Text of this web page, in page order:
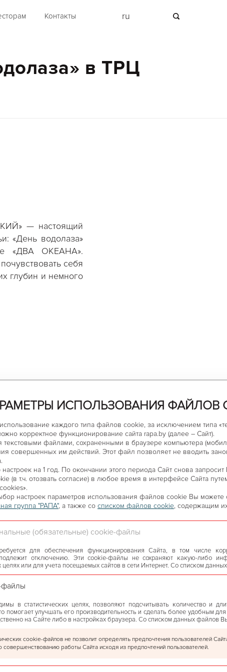
Контакты ru
в ТРЦ
— настоящий
«День водолаза»
«ДВА ОКЕАНА».
себя
глубин и немного
звёзд — установка
будущие капитаны
роботов.
спасательные
расскажут и
интересно и очень
платный. Стоимость
Назад Вперёд
ИСПОЛЬЗОВАНИЯ ФАЙЛОВ
каждого типа файлов cookie, за исключением типа
корректное функционирование сайта rapa.by (далее – Сайт).
текстовыми файлами, сохраненными в браузере компьютера
совершенных им действий. Этот файл позволяет не вводить
на 1 год. По окончании этого периода Сайт снова
(в т.ч. отозвать согласие) в любое время в интерфейсе Сайта
настроек параметров использования файлов сookie Вы можете
группа "РАПА", а также co списком файлов cookie, содержащим
(обязательные) cookie-файлы
для обеспечения функционирования Сайта, в том числе
отключению. Эти сookie-файлы не сохраняют какую-либо
или для учета посещаемых сайтов в сети Интернет. Со списком
файлы
в статистических целях, позволяют подсчитывать количество и
помогает улучшать его производительность и сделать более удобным
на Сайте либо в настройках браузера. Со списком данных файлов
cookie-файлов не позволит определять предпочтения пользователей
совершенствованию работы Сайта исходя из предпочтений пользователей.